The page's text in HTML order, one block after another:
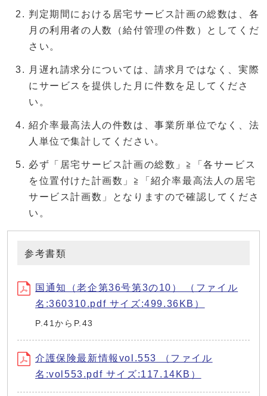
判定期間における居宅サービス計画の総数は、各
月の利用者の人数（給付管理の件数）としてくだ
さい。
月遅れ請求分については、請求月ではなく、実際
にサービスを提供した月に件数を足してくださ
い。
紹介率最高法人の件数は、事業所単位でなく、法
人単位で集計してください。
必ず「居宅サービス計画の総数」≧「各サービス
を位置付けた計画数」≧「紹介率最高法人の居宅
サービス計画数」となりますので確認してくださ
い。
参考書類
国通知（老企第36号第3の10） （ファイル
名:360310.pdf サイズ:499.36KB）
P.41からP.43
介護保険最新情報vol.553 （ファイル
名:vol553.pdf サイズ:117.14KB）